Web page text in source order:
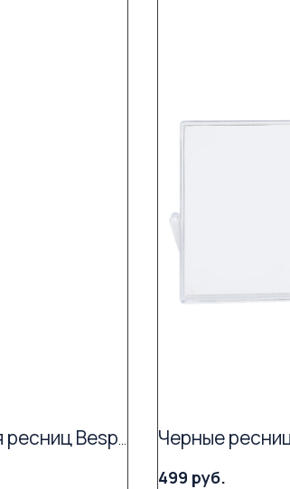
Подкручивающая тушь для ресниц Bespecial «ROCK'N'CURL» (цвет coal black 01)
499 руб.